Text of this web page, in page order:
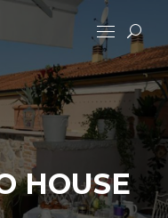
HOUSE